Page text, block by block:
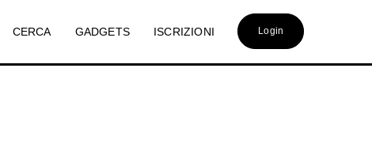
CERCA GADGETS ISCRIZIONI Login